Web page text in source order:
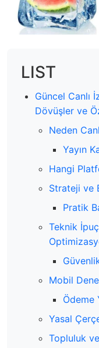
LIST
Güncel Canlı
Dövüşler ve
Neden
Yayın
Hangi
Strateji ve
Pratik
Teknik
Mobil
Ödeme
Yasal
Topluluk